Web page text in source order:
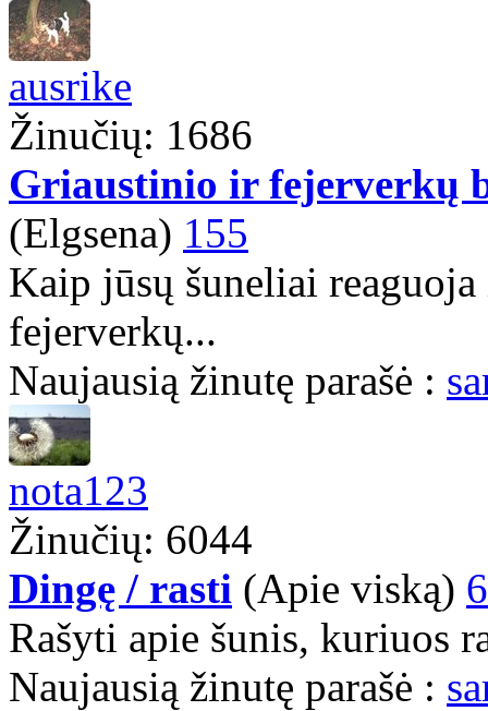
ausrike
Žinučių: 1686
Griaustinio ir fejerverkų
(Elgsena) 155
Kaip jūsų šuneliai
fejerverkų...
Naujausią žinutę parašė :
nota123
Žinučių: 6044
Dingę / rasti (Apie viską)
Rašyti apie šunis, kuriuos
Naujausią žinutę parašė :